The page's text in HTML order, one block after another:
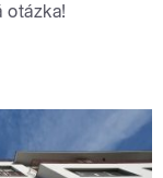
otázka!